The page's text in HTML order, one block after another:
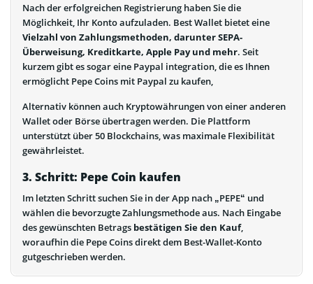
Nach der erfolgreichen Registrierung haben Sie die
Möglichkeit, Ihr Konto aufzuladen. Best Wallet bietet eine
Vielzahl von Zahlungsmethoden, darunter SEPA-
Überweisung, Kreditkarte, Apple Pay und mehr. Seit
kurzem gibt es sogar eine Paypal integration, die es Ihnen
ermöglicht Pepe Coins mit Paypal zu kaufen,
Alternativ können auch Kryptowährungen von einer anderen
Wallet oder Börse übertragen werden. Die Plattform
unterstützt über 50 Blockchains, was maximale Flexibilität
gewährleistet.
3. Schritt: Pepe Coin kaufen
Im letzten Schritt suchen Sie in der App nach „PEPE“ und
wählen die bevorzugte Zahlungsmethode aus. Nach Eingabe
des gewünschten Betrags bestätigen Sie den Kauf,
woraufhin die Pepe Coins direkt dem Best-Wallet-Konto
gutgeschrieben werden.